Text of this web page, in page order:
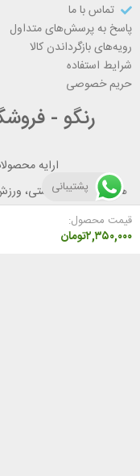
قیمت محصول:
تومان۲,۳۵۰,۰۰۰
تماس با ما
پاسخ به پرسش‌های متداول
رویه‌های بازگرداندن کالا
شرایط استفاده
حریم خصوصی
رنگو -
ارایه
هر آنچه برای تندرستی،
پشتیبانی